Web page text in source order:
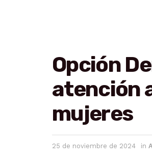
Opción
atención
mujeres
25 de noviembre de 2024 in